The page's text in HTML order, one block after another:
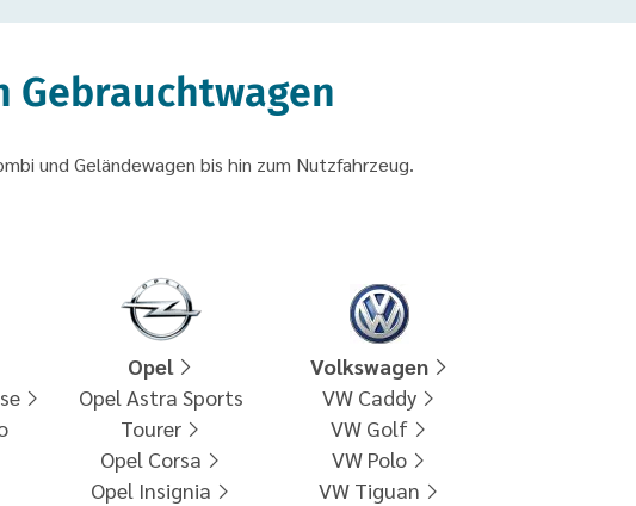
Gebrauchtwagen
und Geländewagen bis hin zum Nutzfahrzeug.
Opel
Opel Astra Sports
Tourer
Opel Corsa
Opel Insignia
Volkswagen
VW Caddy
VW Golf
VW Polo
VW Tiguan